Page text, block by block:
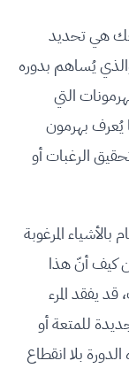
هي تحديد
يُساهم بدوره
التي
يُعرف بهرمون
الرغبات أو
بالأشياء المرغوبة
كيف أنّ هذا
يفقد المرء
للمتعة أو
بلا انقطاع